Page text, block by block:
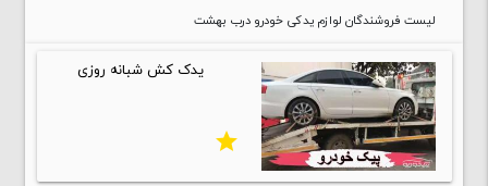
لیست فروشندگان لوازم یدکی خودرو درب بهشت
یدک کش شبانه روزی
star